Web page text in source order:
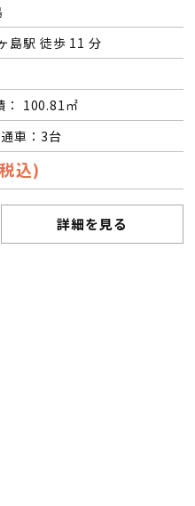
島駅 徒歩 11 分
100.81㎡
車：3台
込)
詳細を見る